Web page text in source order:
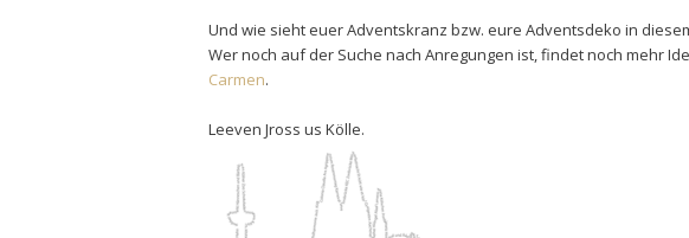
Und wie sieht euer Adventskranz bzw. eure Adventsdeko in
Wer noch auf der Suche nach Anregungen ist, findet noch mehr
Carmen.
Leeven Jross us Kölle.